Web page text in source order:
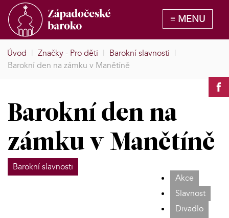
Úvod | Značky - Pro děti | Barokní slavnosti |
Barokní den na zámku v Manětíně
Barokní den na
zámku v Manětíně
Barokní slavnosti
Akce
Slavnost
Divadlo